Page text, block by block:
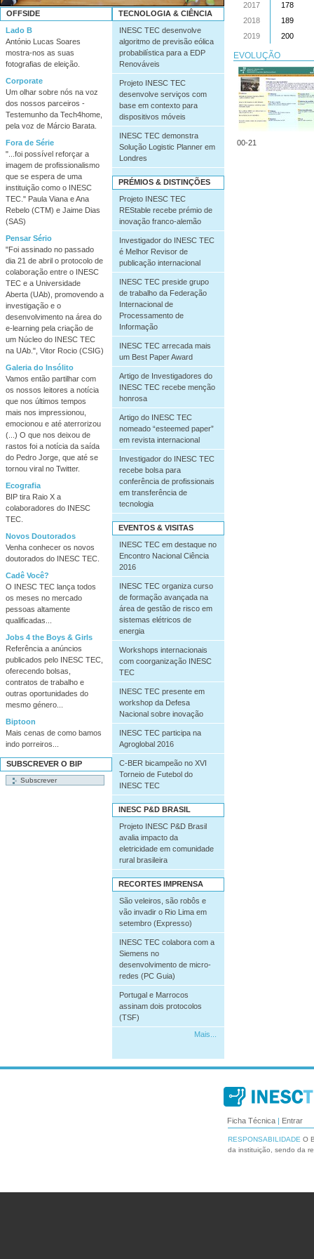
OFFSIDE
Lado B
António Lucas Soares
mostra-nos as suas
fotografias de eleição.
Corporate
Um olhar sobre nós na voz
dos nossos parceiros -
Testemunho da Tech4home,
pela voz de Márcio Barata.
Fora de Série
"...foi possível reforçar a
imagem de profissionalismo
que se espera de uma
instituição como o INESC
TEC." Paula Viana e Ana
Rebelo (CTM) e Jaime Dias
(SAS)
Pensar Sério
"Foi assinado no passado
dia 21 de abril o protocolo de
colaboração entre o INESC
TEC e a Universidade
Aberta (UAb), promovendo a
investigação e o
desenvolvimento na área do
e-learning pela criação de
um Núcleo do INESC TEC
na UAb.", Vitor Rocio (CSIG)
Galeria do Insólito
Vamos então partilhar com
os nossos leitores a notícia
que nos últimos tempos
mais nos impressionou,
emocionou e até aterrorizou
(...) O que nos deixou de
rastos foi a notícia da saída
do Pedro Jorge, que até se
tornou viral no Twitter.
Ecografia
BIP tira Raio X a
colaboradores do INESC
TEC.
Novos Doutorados
Venha conhecer os novos
doutorados do INESC TEC.
Cadê Você?
O INESC TEC lança todos
os meses no mercado
pessoas altamente
qualificadas...
Jobs 4 the Boys & Girls
Referência a anúncios
publicados pelo INESC TEC,
oferecendo bolsas,
contratos de trabalho e
outras oportunidades do
mesmo género...
Biptoon
Mais cenas de como bamos
indo porreiros...
SUBSCREVER O BIP
TECNOLOGIA & CIÊNCIA
INESC TEC desenvolve
algoritmo de previsão eólica
probabilística para a EDP
Renováveis
Projeto INESC TEC
desenvolve serviços com
base em contexto para
dispositivos móveis
INESC TEC demonstra
Solução Logistic Planner em
Londres
PRÉMIOS & DISTINÇÕES
Projeto INESC TEC
REStable recebe prémio de
inovação franco-alemão
Investigador do INESC TEC
é Melhor Revisor de
publicação internacional
INESC TEC preside grupo
de trabalho da Federação
Internacional de
Processamento de
Informação
INESC TEC arrecada mais
um Best Paper Award
Artigo de Investigadores do
INESC TEC recebe menção
honrosa
Artigo do INESC TEC
nomeado “esteemed paper”
em revista internacional
Investigador do INESC TEC
recebe bolsa para
conferência de profissionais
em transferência de
tecnologia
EVENTOS & VISITAS
INESC TEC em destaque no
Encontro Nacional Ciência
2016
INESC TEC organiza curso
de formação avançada na
área de gestão de risco em
sistemas elétricos de
energia
Workshops internacionais
com coorganização INESC
TEC
INESC TEC presente em
workshop da Defesa
Nacional sobre inovação
INESC TEC participa na
Agroglobal 2016
C-BER bicampeão no XVI
Torneio de Futebol do
INESC TEC
INESC P&D BRASIL
Projeto INESC P&D Brasil
avalia impacto da
eletricidade em comunidade
rural brasileira
RECORTES IMPRENSA
São veleiros, são robôs e
vão invadir o Rio Lima em
setembro (Expresso)
INESC TEC colabora com a
Siemens no
desenvolvimento de micro-
redes (PC Guia)
Portugal e Marrocos
assinam dois protocolos
(TSF)
Mais...
2017
178
2018
189
2019
200
EVOLUÇÃO
00-21
Ficha Técnica Entrar
RESPONSABILIDADE O
da instituição, sendo da